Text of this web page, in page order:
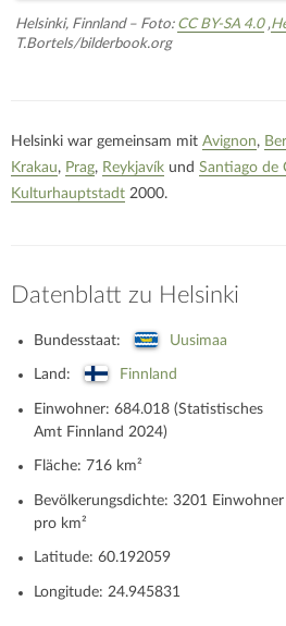
Helsinki, Finnland – Foto: CC BY-SA 4.0‚
T.Bortels/bilderbook.org
Helsinki war gemeinsam mit Avignon,
Krakau, Prag, Reykjavík und Santiago de
Kulturhauptstadt 2000.
Datenblatt zu Helsinki
Bundesstaat: Uusimaa
Land: Finnland
Einwohner: 684.018 (Statistisches
Amt Finnland 2024)
Fläche: 716 km²
Bevölkerungsdichte: 3201 Einwohner
pro km²
Latitude: 60.192059
Longitude: 24.945831